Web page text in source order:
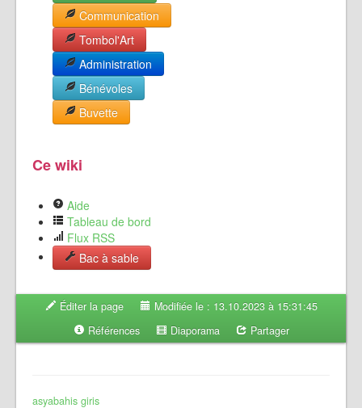
Communication
Tombol'Art
Administration
Bénévoles
Buvette
Ce wiki
Aide
Tableau de bord
Flux RSS
Bac à sable
Éditer la page
Modifiée le : 13.10.2023 à 15:31:45
Références
Diaporama Partager
asyabahis giris